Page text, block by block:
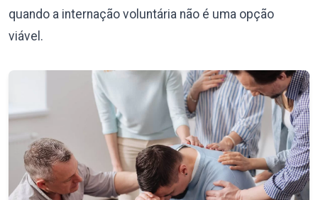
quando a internação voluntária não é uma opção
viável.